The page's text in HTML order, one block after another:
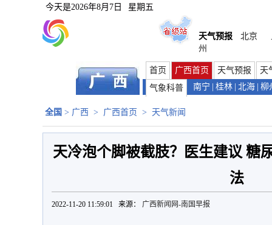
今天是2026年8月7日 星期五
天气预报 北京
州
首页 广西首页 天气预报
天
气象科普
南宁 桂林 北海 柳
全国 > 广西 > 广西首页 > 天气新闻
天冷泡个脚被截肢？医生建议 糖
法
2022-11-20 11:59:01 来源： 广西新闻网-南国早报